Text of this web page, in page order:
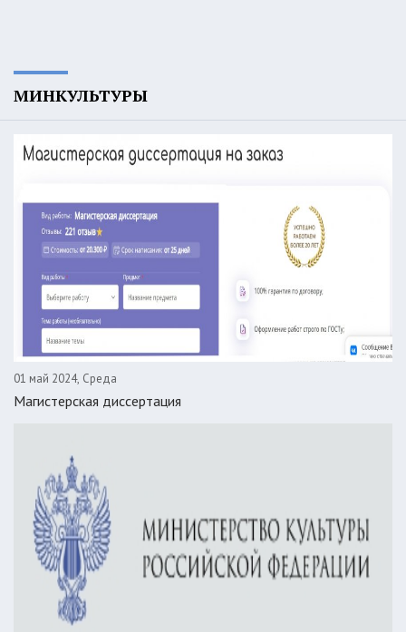
МИНКУЛЬТУРЫ
01 май 2024, Среда
Магистерская диссертация